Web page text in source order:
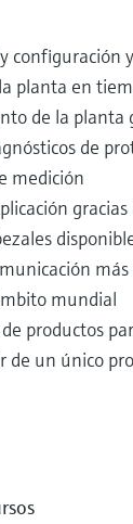
configuración
planta en
de la planta
de
medición
gracias
mundial
productos
de un único